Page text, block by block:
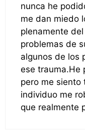
nunca he
me dan miedo
plenamente
problemas de
algunos de los
ese trauma.He
pero me siento
individuo me
que realmente